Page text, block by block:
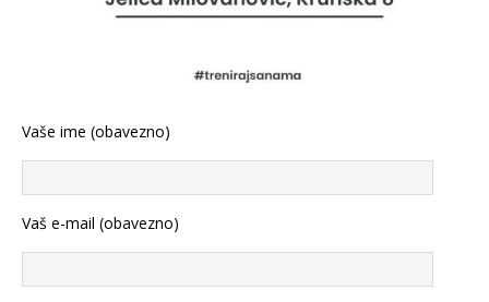
Vaše ime (obavezno)
Vaš e-mail (obavezno)